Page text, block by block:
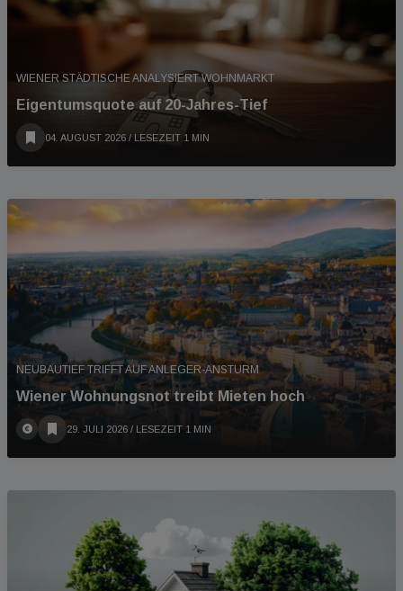
WIENER STÄDTISCHE ANALYSIERT WOHNMARKT
Eigentumsquote auf 20-Jahres-Tief
04. AUGUST 2026 / LESEZEIT 1 MIN
NEUBAUTIEF TRIFFT AUF ANLEGER-ANSTURM
Wiener Wohnungsnot treibt Mieten hoch
29. JULI 2026 / LESEZEIT 1 MIN